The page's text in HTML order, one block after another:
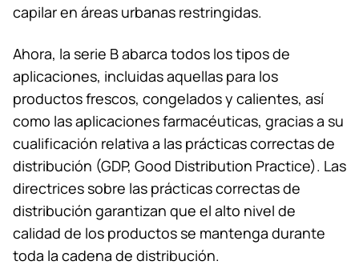
capilar en áreas urbanas restringidas.
Ahora, la serie B abarca todos los tipos de
aplicaciones, incluidas aquellas para los
productos frescos, congelados y calientes, así
como las aplicaciones farmacéuticas, gracias a su
cualificación relativa a las prácticas correctas de
distribución (GDP, Good Distribution Practice). Las
directrices sobre las prácticas correctas de
distribución garantizan que el alto nivel de
calidad de los productos se mantenga durante
toda la cadena de distribución.